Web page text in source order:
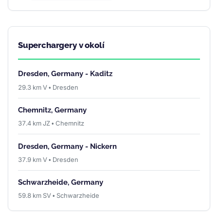
Superchargery v okolí
Dresden, Germany - Kaditz
29.3 km V • Dresden
Chemnitz, Germany
37.4 km JZ • Chemnitz
Dresden, Germany - Nickern
37.9 km V • Dresden
Schwarzheide, Germany
59.8 km SV • Schwarzheide